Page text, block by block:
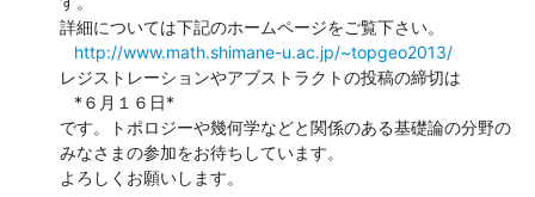
詳細については下記のホームページをご覧下さい。
http://www.math.shimane-u.ac.jp/~topgeo2013/
レジストレーションやアブストラクトの投稿の締切は
です。トポロジーや幾何学などと関係のある基礎論の分野の
みなさまの参加をお待ちしています。
よろしくお願いします。